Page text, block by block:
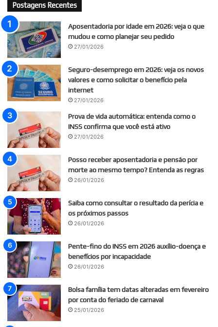
Postagens Recentes
Aposentadoria por idade em 2026: veja o que
mudou e como planejar seu pedido
27/01/2026
Seguro-desemprego em 2026: veja os novos
valores e como solicitar o benefício pela
internet
27/01/2026
Prova de vida automática: entenda como o
INSS confirma que você está ativo
27/01/2026
Posso receber aposentadoria e pensão por
morte ao mesmo tempo? Entenda as regras
26/01/2026
Saiba como consultar o resultado da perícia e
os próximos passos
26/01/2026
Pente-fino do INSS em 2026 auxílio-doença e
benefícios por incapacidade
26/01/2026
Bolsa família tem datas alteradas em fevereiro
por conta do feriado de carnaval
25/01/2026